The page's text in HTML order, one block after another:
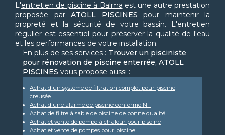
L'entretien de piscine à Balma est une autre prestation
proposée par ATOLL PISCINES pour maintenir la
propreté et la sécurité de votre bassin. L'entretien
régulier est essentiel pour préserver la qualité de l'eau
et les performances de votre installation.
En plus de ses services : Trouver un pisciniste
pour rénovation de piscine enterrée, ATOLL
PISCINES vous propose aussi :
Achat d'un système de filtration complet pour piscine
creusée
Achat d'une alarme de piscine conforme NF
Achat de filtre à sable de piscine de bonne qualité
Achat et vente de pompe à chaleur pour piscine
Achat et vente de pompes pour piscine